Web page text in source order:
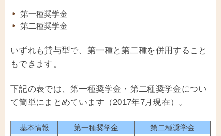
第一種奨学金
第二種奨学金
いずれも貸与型で、第一種と第二種を併用すること
もできます。
下記の表では、第一種奨学金・第二種奨学金につい
て簡単にまとめています（2017年7月現在）。
基本情報 第一種奨学金 第二種奨学金